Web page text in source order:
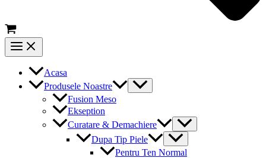
Main
Menu
Acasa
Produsele Noastre
Menu
Toggle
Fusion Meso
Ekseption
Curatare & Demachiere
Menu
Toggle
Dupa Tip Piele
Menu
Toggle
Pentru Ten Normal